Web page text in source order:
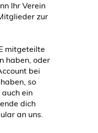
Ihr Verein
zur
mitgeteilte
haben, oder
bei
so
ein
dich
an uns.